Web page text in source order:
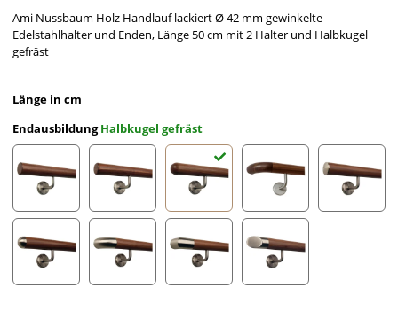
Ami Nussbaum Holz Handlauf lackiert Ø 42 mm gewinkelte
Edelstahlhalter und Enden, Länge 50 cm mit 2 Halter und Halbkugel
gefräst
Länge in cm
EndausbildungHalbkugel gefräst
gefast Radius gefrästHalbkugel gefrästHolzkrümmling